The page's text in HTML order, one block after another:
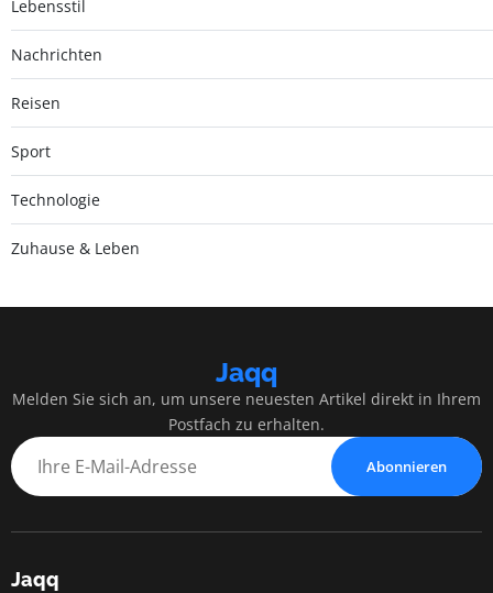
Lebensstil
Nachrichten
Reisen
Sport
Technologie
Zuhause & Leben
Jaqq
Melden Sie sich an, um unsere neuesten Artikel direkt in Ihrem
Postfach zu erhalten.
Abonnieren
Jaqq